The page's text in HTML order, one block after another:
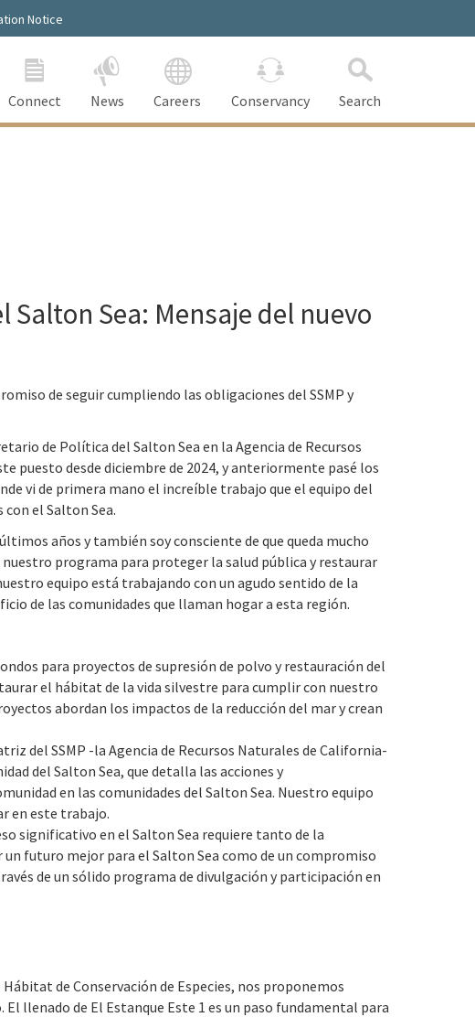
Notice
Connect News Careers Conservancy Search
Sea: Mensaje del nuevo
de seguir cumpliendo las obligaciones del SSMP y
de Política del Salton Sea en la Agencia de Recursos
puesto desde diciembre de 2024, y anteriormente pasé los
vi de primera mano el increíble trabajo que el equipo del
el Salton Sea.
años y también soy consciente de que queda mucho
programa para proteger la salud pública y restaurar
equipo está trabajando con un agudo sentido de la
de las comunidades que llaman hogar a esta región.
para proyectos de supresión de polvo y restauración del
el hábitat de la vida silvestre para cumplir con nuestro
abordan los impactos de la reducción del mar y crean
del SSMP -la Agencia de Recursos Naturales de California-
del Salton Sea, que detalla las acciones y
en las comunidades del Salton Sea. Nuestro equipo
en este trabajo.
significativo en el Salton Sea requiere tanto de la
futuro mejor para el Salton Sea como de un compromiso
de un sólido programa de divulgación y participación en
de Conservación de Especies, nos proponemos
llenado de El Estanque Este 1 es un paso fundamental para